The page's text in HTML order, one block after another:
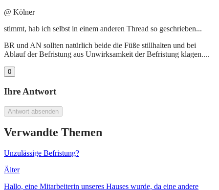
@ Kölner
stimmt, hab ich selbst in einem anderen Thread so geschrieben...
BR und AN sollten natürlich beide die Füße stillhalten und bei
Ablauf der Befristung aus Unwirksamkeit der Befristung klagen....
0
Ihre Antwort
Antwort absenden
Verwandte Themen
Unzulässige Befristung?
Älter
Hallo, eine Mitarbeiterin unseres Hauses wurde, da eine andere